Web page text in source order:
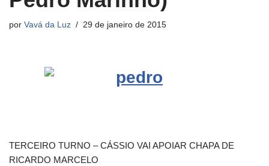
por Vavá da Luz 29 de janeiro de 2015
TERCEIRO TURNO – CÁSSIO VAI APOIAR CHAPA DE
RICARDO MARCELO